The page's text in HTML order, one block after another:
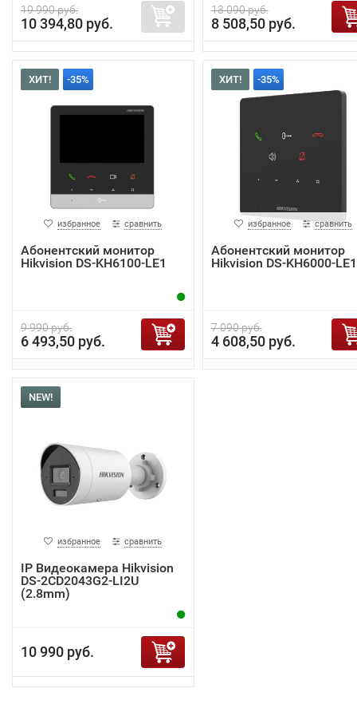
19 990 руб.
10 394,80 руб.
13 090 руб.
8 508,50 руб.
ХИТ! -35%
избранное сравнить
Абонентский монитор
Hikvision DS-KH6100-LE1
9 990 руб.
6 493,50 руб.
ХИТ! -35%
избранное сравнить
Абонентский монитор
Hikvision DS-KH6000-LE1
7 090 руб.
4 608,50 руб.
NEW!
избранное сравнить
IP Видеокамера Hikvision
DS-2CD2043G2-LI2U
(2.8mm)
10 990 руб.